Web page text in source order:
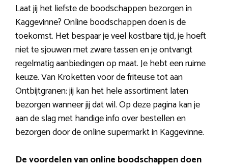
Laat jij het liefste de boodschappen bezorgen in
Kaggevinne? Online boodschappen doen is de
toekomst. Het bespaar je veel kostbare tijd, je hoeft
niet te sjouwen met zware tassen en je ontvangt
regelmatig aanbiedingen op maat. Je hebt een ruime
keuze. Van Kroketten voor de friteuse tot aan
Ontbijtgranen: jij kan het hele assortiment laten
bezorgen wanneer jij dat wil. Op deze pagina kan je
aan de slag met handige info over bestellen en
bezorgen door de online supermarkt in Kaggevinne.
De voordelen van online boodschappen doen